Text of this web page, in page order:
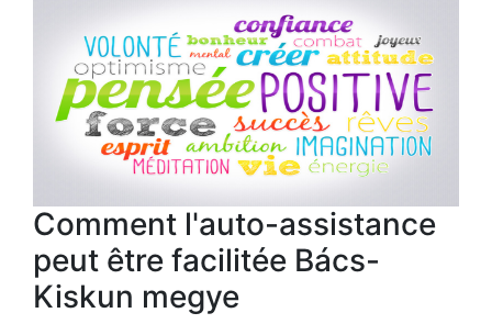
Comment l'auto-assistance
peut être facilitée Bács-
Kiskun megye